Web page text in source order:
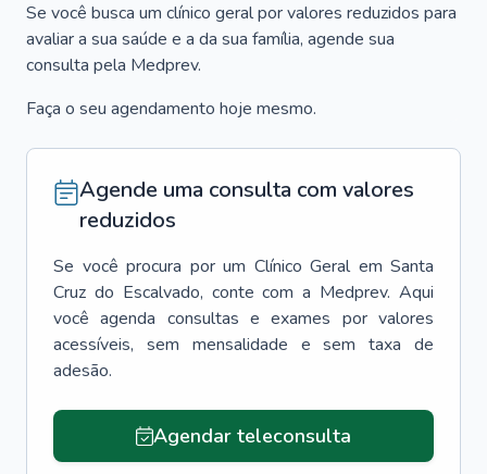
Se você busca um clínico geral por valores reduzidos para
avaliar a sua saúde e a da sua família, agende sua
consulta pela Medprev.
Faça o seu agendamento hoje mesmo.
Agende uma consulta com valores
reduzidos
Se você procura por um Clínico Geral em Santa
Cruz do Escalvado, conte com a Medprev. Aqui
você agenda consultas e exames por valores
acessíveis, sem mensalidade e sem taxa de
adesão.
Agendar teleconsulta